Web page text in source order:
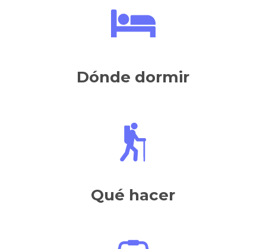
Dónde dormir
Qué hacer